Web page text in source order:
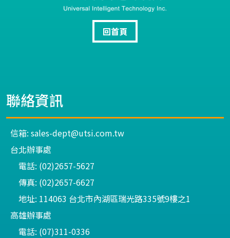
回首頁
聯絡資訊
信箱: sales-dept@utsi.com.tw
台北辦事處
電話: (02)2657-5627
傳真: (02)2657-6627
地址: 114063 台北市內湖區瑞光路335號9樓之1
高雄辦事處
電話: (07)311-0336